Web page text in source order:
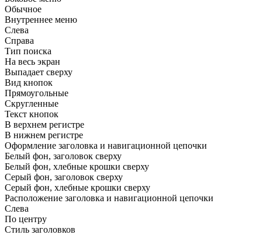
Обычное
Внутреннее меню
Слева
Справа
Тип поиска
На весь экран
Выпадает сверху
Вид кнопок
Прямоугольные
Скругленные
Текст кнопок
В верхнем регистре
В нижнем регистре
Оформление заголовка и навигационной цепочки
Белый фон, заголовок сверху
Белый фон, хлебные крошки сверху
Серый фон, заголовок сверху
Серый фон, хлебные крошки сверху
Расположение заголовка и навигационной цепочки
Слева
По центру
Стиль заголовков